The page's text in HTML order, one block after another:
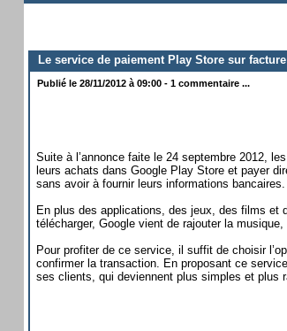
Le service de paiement Play Store sur
Publié le 28/11/2012 à 09:00 - 1 commentaire ...
Suite à l’annonce faite le 24 septembre 2012,
leurs achats dans Google Play Store et payer
sans avoir à fournir leurs informations bancaires.
En plus des applications, des jeux, des films et
télécharger, Google vient de rajouter la
Pour profiter de ce service, il suffit de choisir
confirmer la transaction. En proposant ce
ses clients, qui deviennent plus simples et plus